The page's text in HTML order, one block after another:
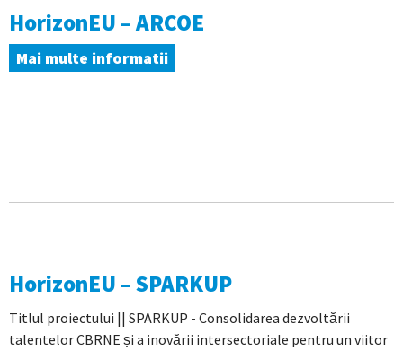
HorizonEU – ARCOE
Mai multe informatii
HorizonEU – SPARKUP
Titlul proiectului || SPARKUP - Consolidarea dezvoltării
talentelor CBRNE și a inovării intersectoriale pentru un viitor